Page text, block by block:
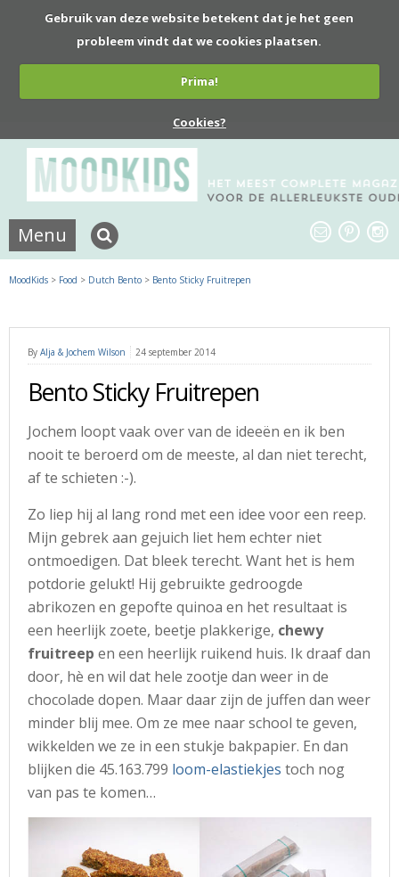
Gebruik van deze website betekent dat je het geen
probleem vindt dat we cookies plaatsen.
Prima!
Cookies?
Menu
MoodKids > Food > Dutch Bento > Bento Sticky Fruitrepen
By Alja & Jochem Wilson 24 september 2014
Bento Sticky Fruitrepen
Jochem loopt vaak over van de ideeën en ik ben
nooit te beroerd om de meeste, al dan niet terecht,
af te schieten :-).
Zo liep hij al lang rond met een idee voor een reep.
Mijn gebrek aan gejuich liet hem echter niet
ontmoedigen. Dat bleek terecht. Want het is hem
potdorie gelukt! Hij gebruikte gedroogde
abrikozen en gepofte quinoa en het resultaat is
een heerlijk zoete, beetje plakkerige, chewy
fruitreep en een heerlijk ruikend huis. Ik draaf dan
door, hè en wil dat hele zootje dan weer in de
chocolade dopen. Maar daar zijn de juffen dan weer
minder blij mee. Om ze mee naar school te geven,
wikkelden we ze in een stukje bakpapier. En dan
blijken die 45.163.799 loom-elastiekjes toch nog
van pas te komen…